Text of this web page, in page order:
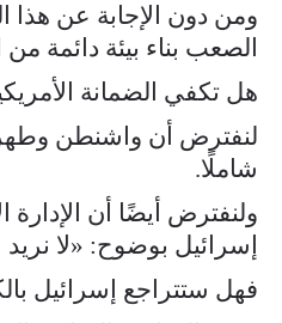
ومن دون الإجابة عن هذا
الصعب بناء بيئة دائمة من
هل تكفي الضمانة
لنفترض أن واشنطن
شاملًا.
ولنفترض أيضًا أن الإدارة
إسرائيل بوضوح: «لا
فهل ستتراجع إسرائيل